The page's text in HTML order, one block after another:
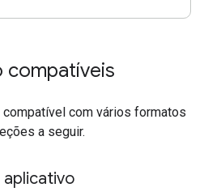
compatíveis
com vários formatos
a seguir.
aplicativo